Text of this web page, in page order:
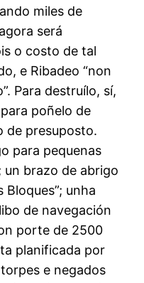
miles de
será
o costo de tal
e Ribadeo “non
Para destruílo, sí,
poñelo de
de presuposto.
para pequenas
un brazo de abrigo
Bloques”; unha
de navegación
porte de 2500
planificada por
e negados